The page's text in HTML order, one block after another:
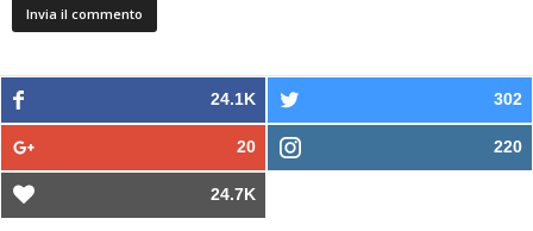
24.1K 302
20 220
24.7K